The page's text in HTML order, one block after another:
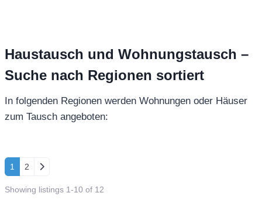
Haustausch und Wohnungstausch –
Suche nach Regionen sortiert
In folgenden Regionen werden Wohnungen oder Häuser
zum Tausch angeboten:
Posts navigation
1 2 Ältere Beiträge
Showing listings 1-10 of 12